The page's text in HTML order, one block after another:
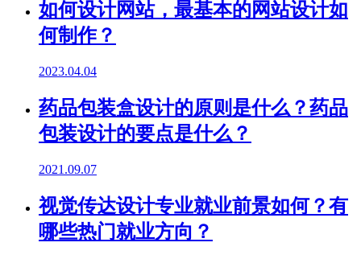
如何设计网站，最基本的网站设计如
何制作？
2023.04.04
药品包装盒设计的原则是什么？药品
包装设计的要点是什么？
2021.09.07
视觉传达设计专业就业前景如何？有
哪些热门就业方向？